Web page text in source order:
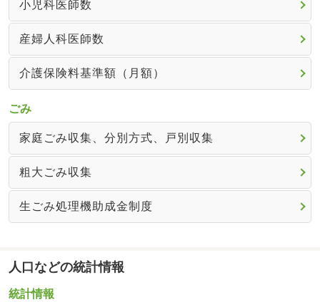
小児科医師数
産婦人科医師数
介護保険料基準額（月額）
ごみ
家庭ごみ収集、分別方式、戸別収集
粗大ごみ収集
生ごみ処理機助成金制度
人口などの統計情報
統計情報